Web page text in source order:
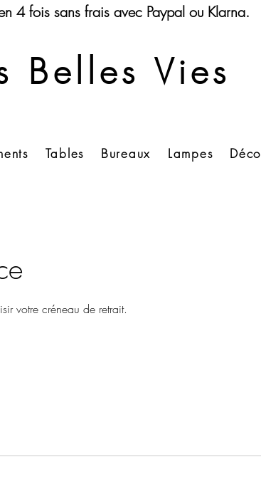
4 fois sans frais avec Paypal ou Klarna.
Belles Vies
Tables Bureaux Lampes Déco
votre créneau de retrait.